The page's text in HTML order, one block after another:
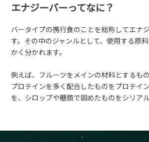
エナジーバーってなに？
バータイプの​携行食の​ことを​総称して​エナ
す。​その​中の​ジャンルと​して、​使用する​原
かく​分かれます。​
例えば、​フルーツを​メインの​材料と​する​も
プロテインを​多く​配合した​ものを​プロテイ
を、​シロップや​糖類で​固めた​ものを​シリア